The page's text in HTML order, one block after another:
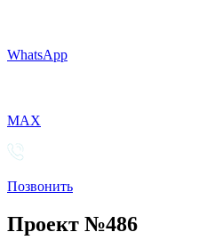
WhatsApp
MAX
Позвонить
Проект №486